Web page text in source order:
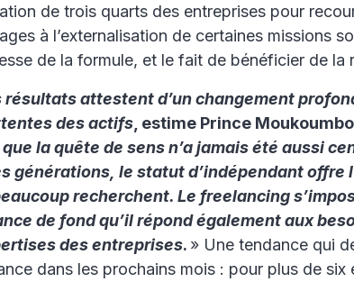
de trois quarts des entreprises pour
à l’externalisation de certaines missions
de la formule, et le fait de bénéficier de la
résultats attestent d’un changement
des actifs , estime Prince
la quête de sens n’a jamais été aussi
générations, le statut d’indépendant offre
recherchent. Le freelancing
de fond qu’il répond également aux
des entreprises. » Une tendance qui
dans les prochains mois : pour plus de six